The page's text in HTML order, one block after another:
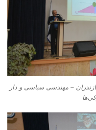
– مهندسی سیاسی و دار